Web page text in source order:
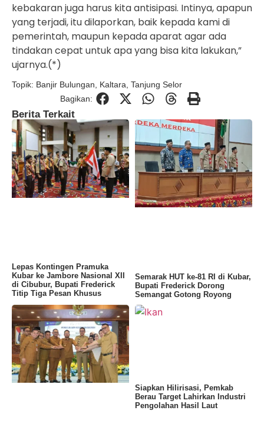
kebakaran juga harus kita antisipasi. Intinya, apapun
yang terjadi, itu dilaporkan, baik kepada kami di
pemerintah, maupun kepada aparat agar ada
tindakan cepat untuk apa yang bisa kita lakukan,”
ujarnya.(*)
Topik: Banjir Bulungan Kaltara Tanjung Selor
Bagikan:
Berita Terkait
Lepas Kontingen Pramuka
Kubar ke Jambore Nasional XII
di Cibubur, Bupati Frederick
Titip Tiga Pesan Khusus
Semarak HUT ke-81 RI di Kubar,
Bupati Frederick Dorong
Semangat Gotong Royong
Siapkan Hilirisasi, Pemkab
Berau Target Lahirkan Industri
Pengolahan Hasil Laut